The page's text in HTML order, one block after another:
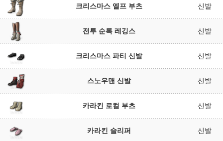
크리스마스 엘프 부츠 신발
전투 순록 레깅스 신발
크리스마스 파티 신발 신발
스노우맨 신발 신발
카라킨 로컬 부츠 신발
카라킨 슬리퍼 신발